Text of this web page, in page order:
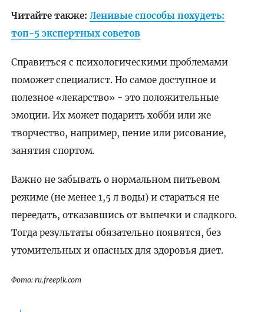
Читайте также: Ленивые способы похудеть:
топ-5 экспертных советов
Справиться с психологическими проблемами
поможет специалист. Но самое доступное и
полезное «лекарство» - это положительные
эмоции. Их может подарить хобби или же
творчество, например, пение или рисование,
занятия спортом.
Важно не забывать о нормальном питьевом
режиме (не менее 1,5 л воды) и стараться не
переедать, отказавшись от выпечки и сладкого.
Тогда результаты обязательно появятся, без
утомительных и опасных для здоровья диет.
Фото: ru.freepik.com